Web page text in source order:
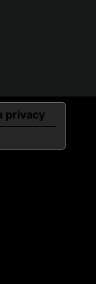
privacy